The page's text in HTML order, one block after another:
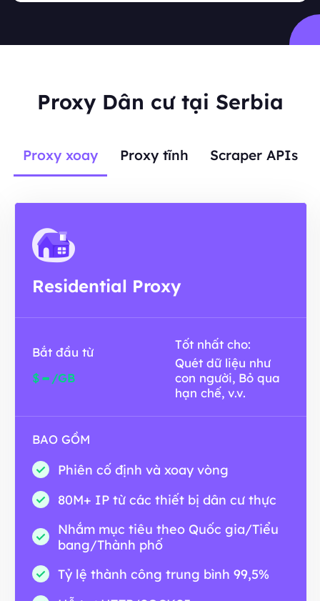
Proxy Dân cư tại Serbia
Proxy xoay Proxy tĩnh Scraper APIs
Residential Proxy
Bắt đầu từ
$- /GB
Tốt nhất cho:
Quét dữ liệu như
con người, Bỏ qua
hạn chế, v.v.
BAO GỒM
Phiên cố định và xoay vòng
80M+ IP từ các thiết bị dân cư thực
Nhắm mục tiêu theo Quốc gia/Tiểu
bang/Thành phố
Tỷ lệ thành công trung bình 99,5%